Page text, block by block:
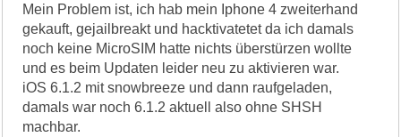
Mein Problem ist, ich hab mein Iphone 4 zweiterhand
gekauft, gejailbreakt und hacktivatetet da ich damals
noch keine MicroSIM hatte nichts überstürzen wollte
und es beim Updaten leider neu zu aktivieren war.
iOS 6.1.2 mit snowbreeze und dann raufgeladen,
damals war noch 6.1.2 aktuell also ohne SHSH
machbar.